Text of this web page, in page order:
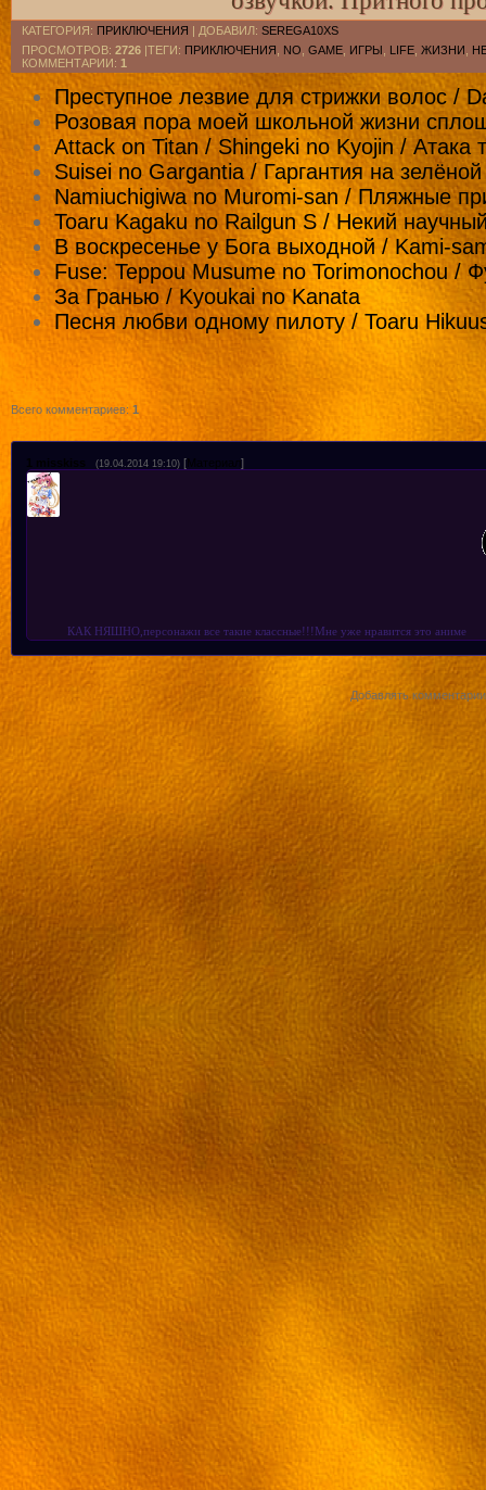
КАТЕГОРИЯ: ПРИКЛЮЧЕНИЯ | ДОБАВИЛ: SEREGA10XS
ПРОСМОТРОВ: 2726 |ТЕГИ: ПРИКЛЮЧЕНИЯ NO GAME ИГРЫ LIFE ЖИЗНИ
КОММЕНТАРИИ: 1
Преступное лезвие для стрижки волос /
Розовая пора моей школьной жизни
Attack on Titan / Shingeki no Kyojin / Атака
Suisei no Gargantia / Гаргантия на
Namiuchigiwa no Muromi-san / Пляжные
Toaru Kagaku no Railgun S / Некий
В воскресенье у Бога выходной / Kami-
Fuse: Teppou Musume no Torimonochou /
За Гранью / Kyoukai no Kanata
Песня любви одному пилоту / Toaru
Всего комментариев: 1
1 misskiss (19.04.2014 19:10) [Материал ]
КАК НЯШНО,персонажи все такие классные!!!Мне уже нравится это аниме
Добавлять